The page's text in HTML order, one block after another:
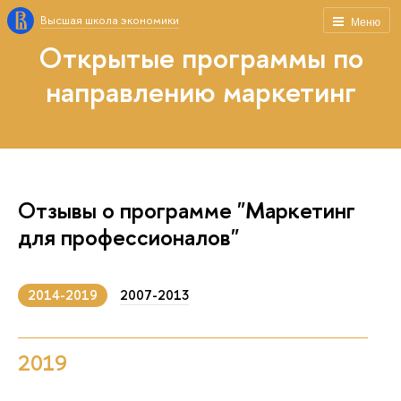
Меню
Высшая школа экономики
Открытые программы по
направлению маркетинг
Отзывы о программе "Маркетинг
для профессионалов"
2014-2019 2007-2013
2019